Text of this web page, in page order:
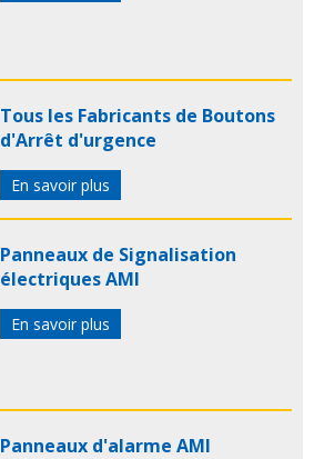
Tous les Fabricants de Boutons
d'Arrêt d'urgence
En savoir plus
Panneaux de Signalisation
électriques AMI
En savoir plus
Panneaux d'alarme AMI